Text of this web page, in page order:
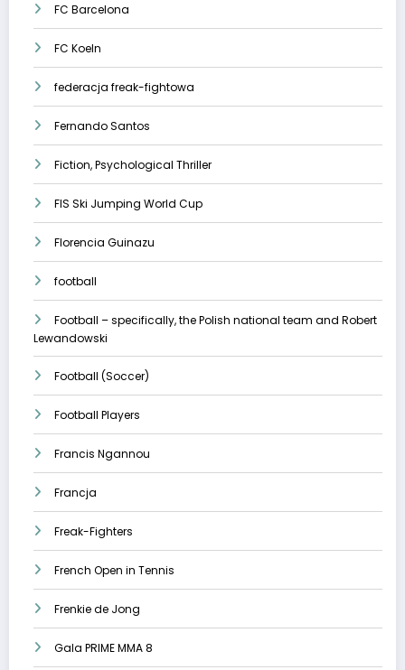
FC Barcelona
FC Koeln
federacja freak-fightowa
Fernando Santos
Fiction, Psychological Thriller
FIS Ski Jumping World Cup
Florencia Guinazu
football
Football – specifically, the Polish national team and Robert
Lewandowski
Football (Soccer)
Football Players
Francis Ngannou
Francja
Freak-Fighters
French Open in Tennis
Frenkie de Jong
Gala PRIME MMA 8